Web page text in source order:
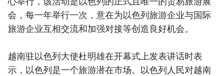
会，每一年举行一次，意在为以色列旅游企业与国际
旅游企业互相交流和加强对接等创造良好机会。
越南驻以色列大使杜明雄在开幕式上发表讲话时表
示，以色列是一个旅游潜在市场。以色列人民对越南